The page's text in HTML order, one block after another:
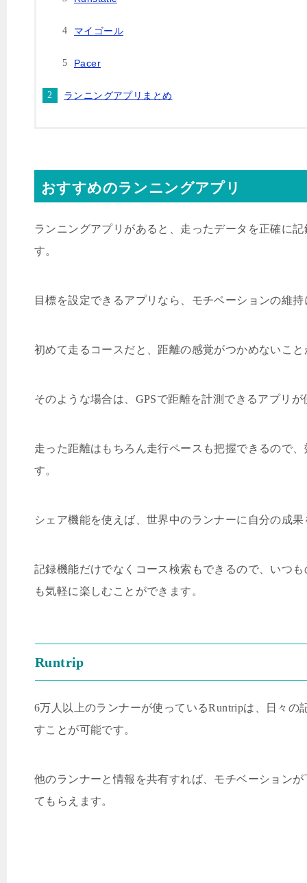
マイゴール
Pacer
ランニングアプリまとめ
おすすめのランニングアプリ
ランニングアプリがあると、走ったデータを正確に
す。
目標を設定できるアプリなら、モチベーションの維
初めて走るコースだと、距離の感覚がつかめないこ
そのような場合は、 GPSで距離を計測できるアプリが
走った距離はもちろん走行ペースも把握できるので
す。
シェア機能を使えば、世界中のランナーに自分の成
記録機能だけでなくコース検索もできるので、いつ
も気軽に楽しむことができます。
Runtrip
6万人以上のランナーが使っているRuntripは、日々の
すことが可能です。
他のランナーと情報を共有すれば、モチベーション
てもらえます。